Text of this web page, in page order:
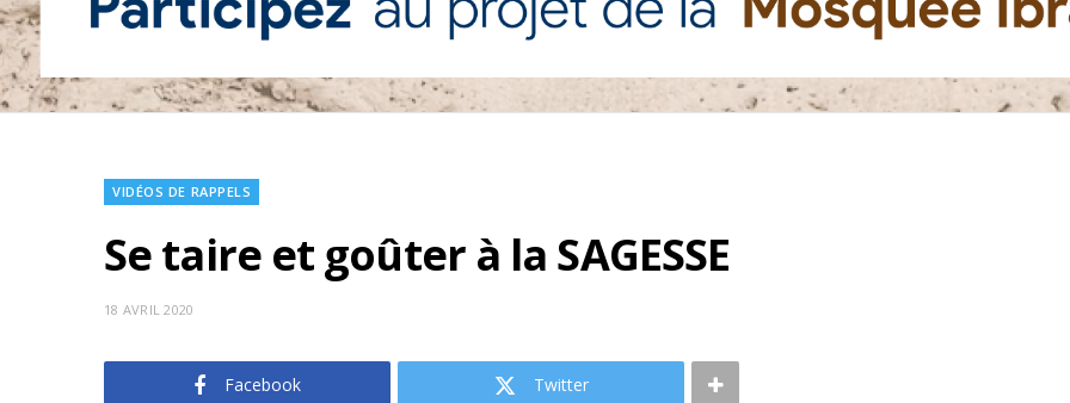
VIDÉOS DE RAPPELS
Se taire et goûter à la SAGESSE
18 AVRIL 2020
Facebook Twitter